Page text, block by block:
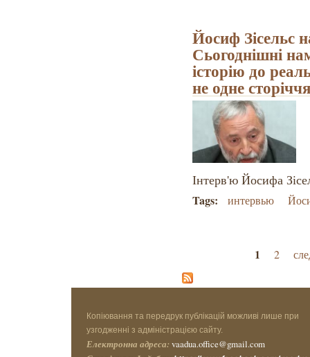
Йосиф Зісельс
Сьогоднішні
історію до
не одне сторіччя
Інтерв'ю Йосифа
Tags: интервью
1 2
Копіювання та передрук публікацій можливі лише при
узгодженні з адміністрацією сайту.
Електронна адреса: vaadua.office@gmail.com